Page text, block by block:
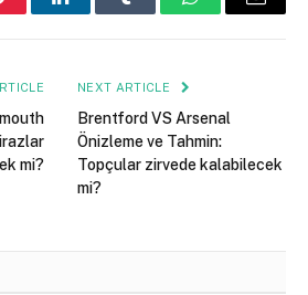
LinkedInTumblr WhatsAppEmail
mi?
NEXT ARTICLE
Brentford VS Arsenal
Önizleme ve Tahmin:
Topçular zirvede kalabilecek
mi?